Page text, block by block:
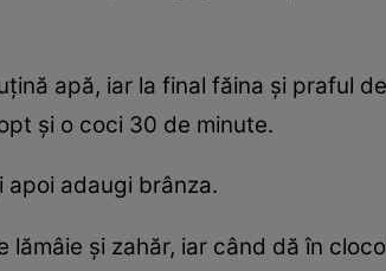
apă, iar la final făina și praful
și o coci 30 de minute.
adaugi brânza.
și zahăr, iar când dă în